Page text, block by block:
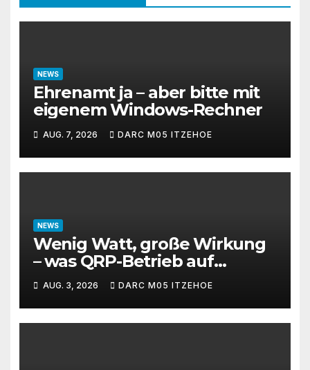
NEWS
Ehrenamt ja – aber bitte mit
eigenem Windows-Rechner
AUG. 7, 2026 DARC M05 ITZEHOE
NEWS
Wenig Watt, große Wirkung
– was QRP-Betrieb auf
Kurzwelle wirklich kann
AUG. 3, 2026 DARC M05 ITZEHOE